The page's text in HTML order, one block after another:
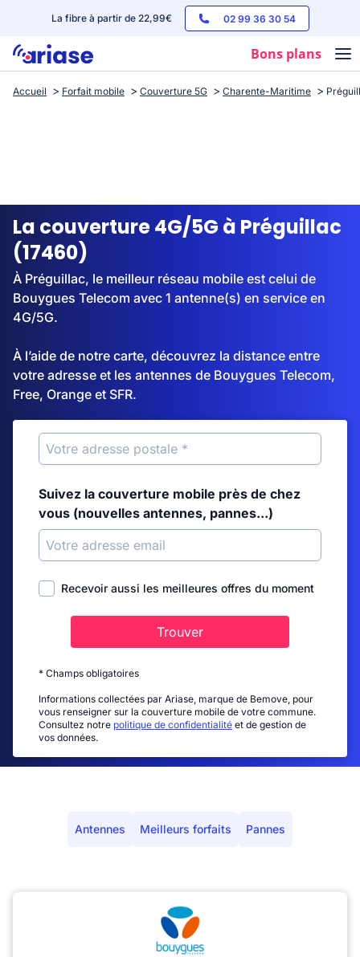
La fibre à partir de 22,99€ 02 99 36 30 54
Bons plans
Box internet
Streaming
Accueil Forfait mobile Couverture 5G Charente-Maritime
La couverture 4G/5G à Préguillac
(17460)
À Préguillac, le meilleur réseau mobile est celui de
Bouygues Telecom avec 1 antenne(s) en service en
4G/5G.
À l’aide de notre carte, découvrez la distance entre
votre adresse et les antennes de Bouygues Telecom,
Free, Orange et SFR.
Suivez la couverture mobile près de chez
vous (nouvelles antennes, pannes...)
Recevoir aussi les meilleures offres du moment
Trouver
* Champs obligatoires
Informations collectées par Ariase, marque de Bemove, pour
vous renseigner sur la couverture mobile de votre commune.
Consultez notre politique de confidentialité et de gestion de
vos données.
Antennes Meilleurs forfaits Pannes